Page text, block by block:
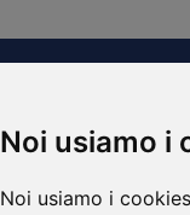
Noi usiamo i
Noi usiamo i